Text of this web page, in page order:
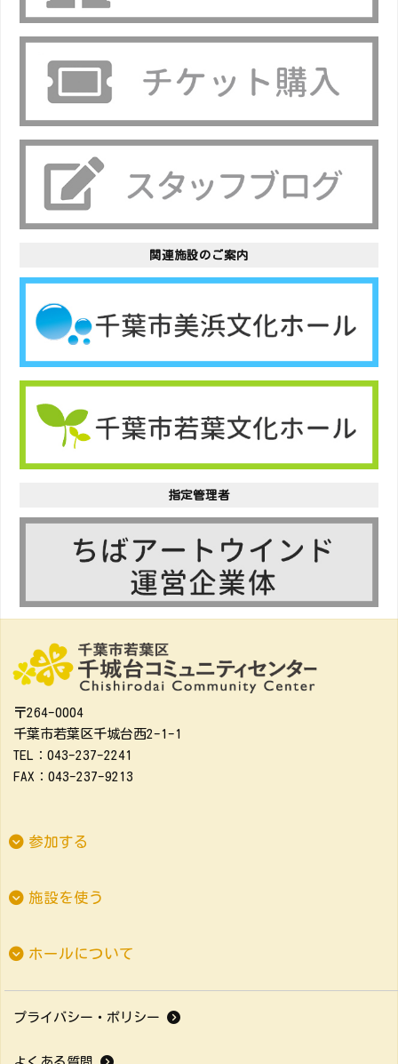
関連施設のご案内
指定管理者
〒264-0004
千葉市若葉区千城台西2-1-1
TEL：043-237-2241
FAX：043-237-9213
参加する
施設を使う
ホールについて
プライバシー・ポリシー